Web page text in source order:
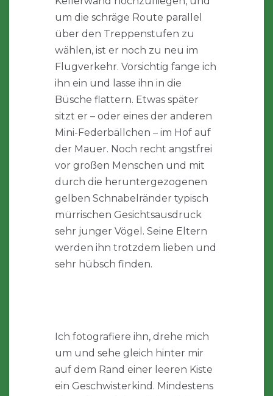
um die schräge Route parallel
über den Treppenstufen zu
wählen, ist er noch zu neu im
Flugverkehr. Vorsichtig fange ich
ihn ein und lasse ihn in die
Büsche flattern. Etwas später
sitzt er – oder eines der anderen
Mini-Federbällchen – im Hof auf
der Mauer. Noch recht angstfrei
vor großen Menschen und mit
durch die heruntergezogenen
gelben Schnabelränder typisch
mürrischen Gesichtsausdruck
sehr junger Vögel. Seine Eltern
werden ihn trotzdem lieben und
sehr hübsch finden.
Ich fotografiere ihn, drehe mich
um und sehe gleich hinter mir
auf dem Rand einer leeren Kiste
ein Geschwisterkind. Mindestens